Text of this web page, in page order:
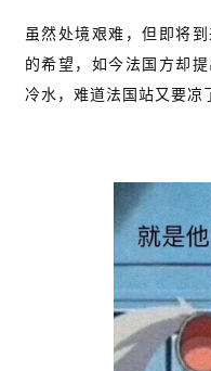
案
例
虽然处境艰难，但即将
的希望，如今法国方却
冷水，难道法国站又要凉